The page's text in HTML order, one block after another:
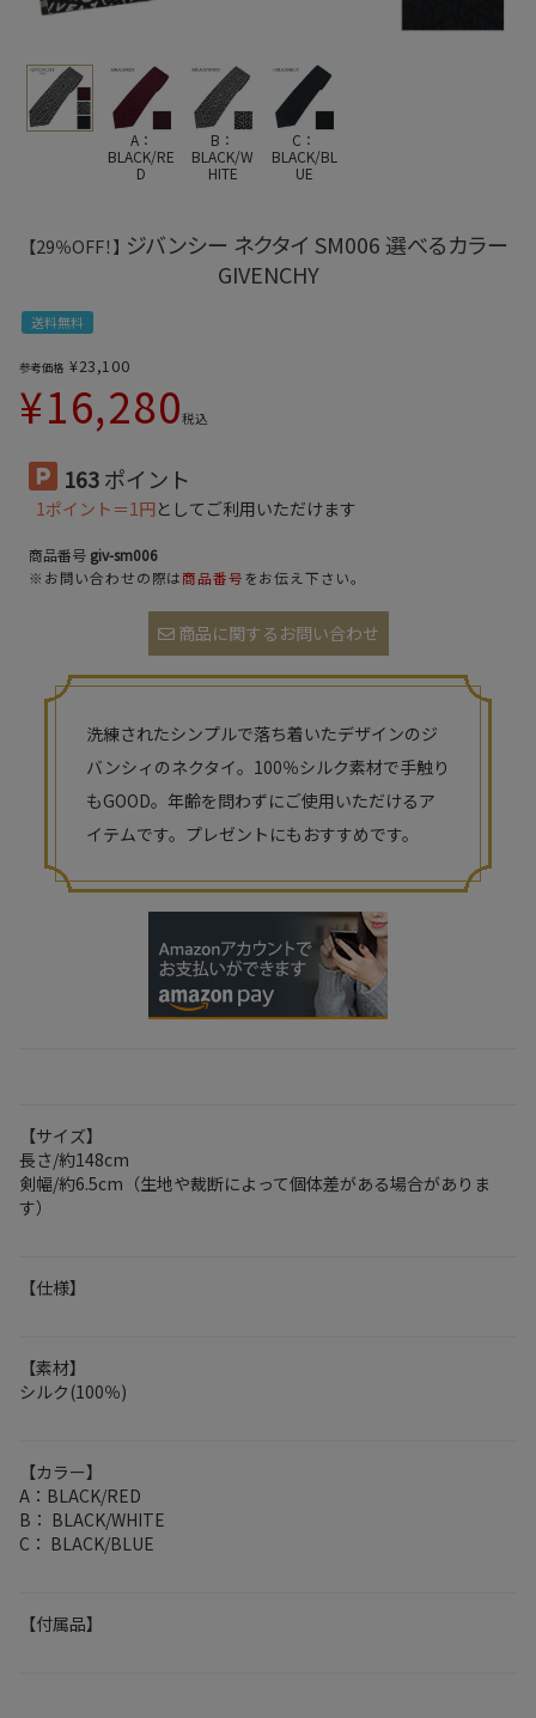
A：
BLACK/RE
D
B：
BLACK/W
HITE
C：
BLACK/BL
UE
【29％OFF！】 ジバンシー ネクタイ SM006 選べるカラー
GIVENCHY
送料無料
参考価格 ¥23,100
¥16,280税込
163ポイント
1ポイント＝1円としてご利用いただけます
商品番号 giv-sm006
※お問い合わせの際は商品番号をお伝え下さい。
商品に関するお問い合わせ
洗練されたシンプルで落ち着いたデザインのジ
バンシィのネクタイ。100％シルク素材で手触り
もGOOD。年齢を問わずにご使用いただけるア
イテムです。プレゼントにもおすすめです。
【サイズ】
長さ/約148cm
剣幅/約6.5cm（生地や裁断によって個体差がある場合がありま
す）
【仕様】
【素材】
シルク(100％)
【カラー】
A：BLACK/RED
B： BLACK/WHITE
C： BLACK/BLUE
【付属品】